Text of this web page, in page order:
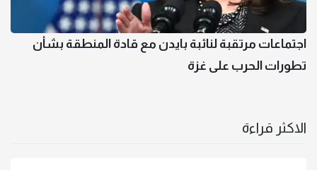
اجتماعات مرتقبة لنائبة بايدن مع قادة المنطقة بشأن
تطورات الحرب على غزة
الاكثر قراءة